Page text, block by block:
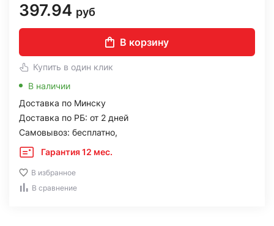
397.94 руб
В корзину
Купить в один клик
В наличии
Доставка по Минску
Доставка по РБ: от 2 дней
Самовывоз: бесплатно,
Гарантия 12 мес.
В избранное
В сравнение